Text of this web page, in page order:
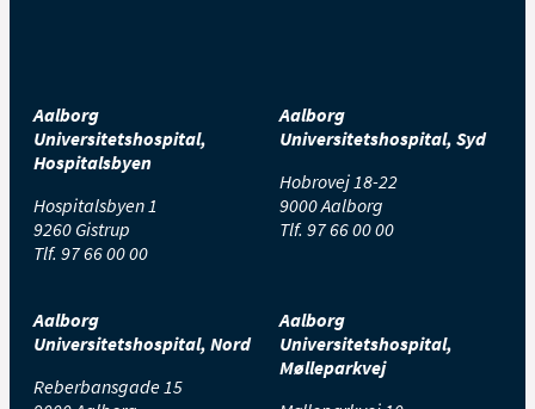
Aalborg
Universitetshospital,
Hospitalsbyen
Hospitalsbyen 1
9260 Gistrup
Tlf. 97 66 00 00
Aalborg
Universitetshospital, Syd
Hobrovej 18-22
9000 Aalborg
Tlf. 97 66 00 00
Aalborg
Universitetshospital, Nord
Reberbansgade 15
Aalborg
Universitetshospital,
Mølleparkvej